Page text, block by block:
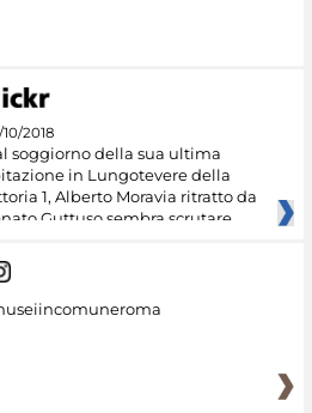
2018
soggiorno della sua ultima
in Lungotevere della
1, Alberto Moravia ritratto da
Guttuso sembra scrutare